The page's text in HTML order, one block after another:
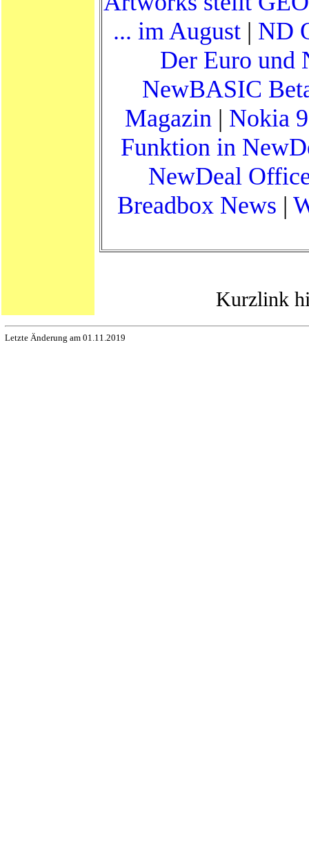
... im August | ND
Der Euro und
NewBASIC
Magazin | Nokia
Funktion in
NewDeal
Breadbox News |
Kurzlink
Letzte Änderung am 01.11.2019